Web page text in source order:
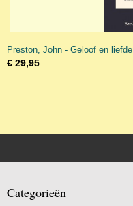
Preston, John - Geloof en liefde
€ 29,95
Categorieën